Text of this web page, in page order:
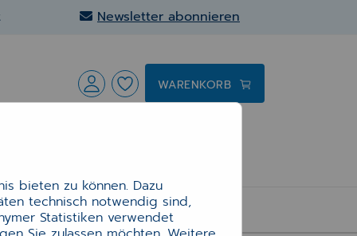
Newsletter abonnieren
WARENKORB
bieten zu können. Dazu
technisch notwendig sind,
Statistiken verwendet